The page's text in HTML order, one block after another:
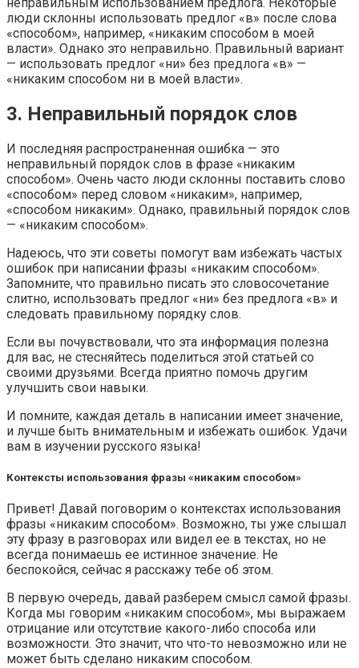
люди склонны использовать предлог «в» после слова
«способом», например, «никаким способом в моей
власти». Однако это неправильно. Правильный вариант
— использовать предлог «ни» без предлога «в» —
«никаким способом ни в моей власти».
3. Неправильный порядок слов
И последняя распространенная ошибка — это
неправильный порядок слов в фразе «никаким
способом». Очень часто люди склонны поставить слово
«способом» перед словом «никаким», например,
«способом никаким». Однако, правильный порядок слов
— «никаким способом».
Надеюсь, что эти советы помогут вам избежать частых
ошибок при написании фразы «никаким способом».
Запомните, что правильно писать это словосочетание
слитно, использовать предлог «ни» без предлога «в» и
следовать правильному порядку слов.
Если вы почувствовали, что эта информация полезна
для вас, не стесняйтесь поделиться этой статьей со
своими друзьями. Всегда приятно помочь другим
улучшить свои навыки.
И помните, каждая деталь в написании имеет значение,
и лучше быть внимательным и избежать ошибок. Удачи
вам в изучении русского языка!
Контексты использования фразы «никаким способом»
Привет! Давай поговорим о контекстах использования
фразы «никаким способом». Возможно, ты уже слышал
эту фразу в разговорах или видел ее в текстах, но не
всегда понимаешь ее истинное значение. Не
беспокойся, сейчас я расскажу тебе об этом.
В первую очередь, давай разберем смысл самой фразы.
Когда мы говорим «никаким способом», мы выражаем
отрицание или отсутствие какого-либо способа или
возможности. Это значит, что что-то невозможно или не
может быть сделано никаким способом.